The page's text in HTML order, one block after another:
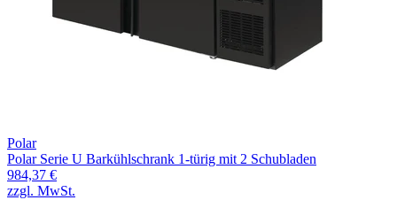
Polar
Polar Serie U Barkühlschrank 1-türig mit 2 Schubladen
984,37 €
zzgl. MwSt.